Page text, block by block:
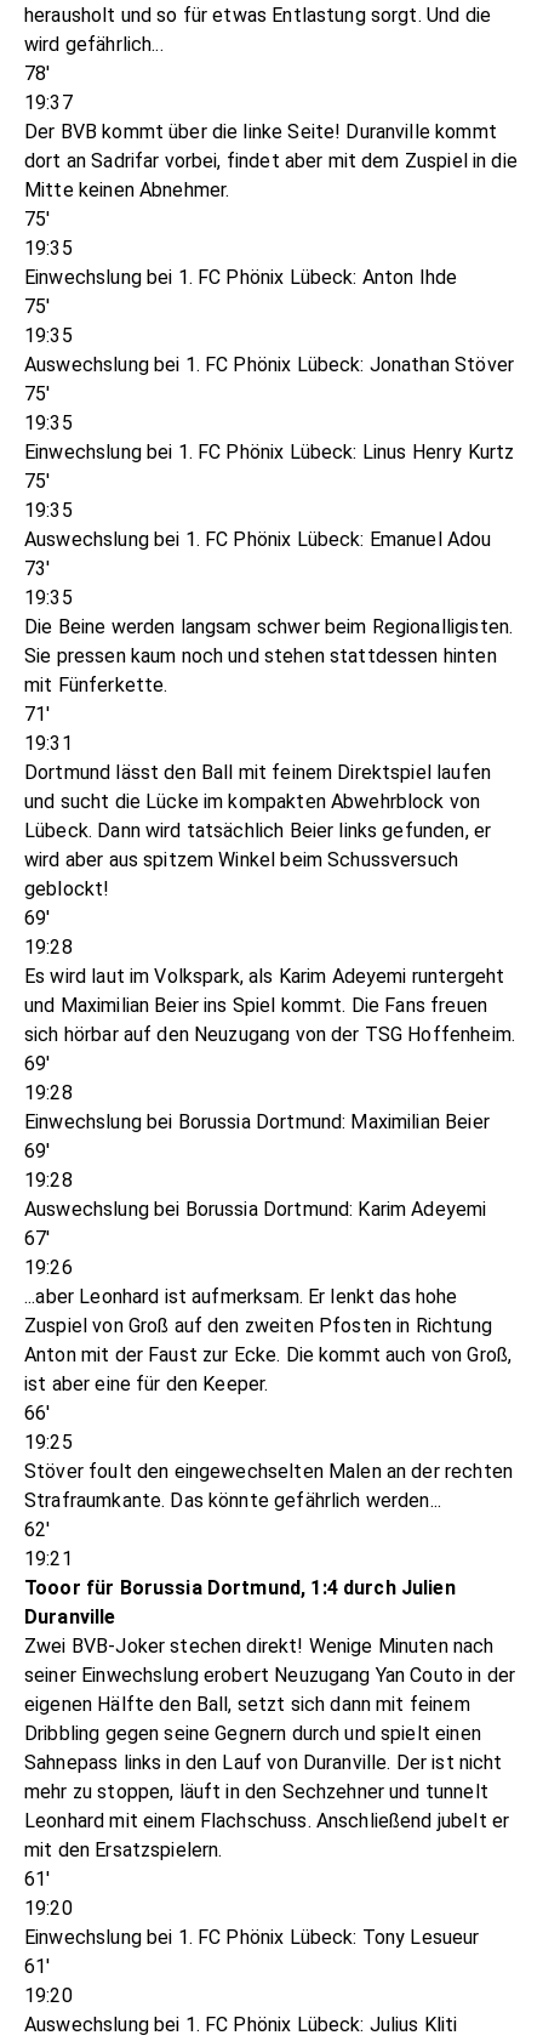
herausholt und so für etwas Entlastung sorgt. Und die
wird gefährlich...
78'
19:37
Der BVB kommt über die linke Seite! Duranville kommt
dort an Sadrifar vorbei, findet aber mit dem Zuspiel in die
Mitte keinen Abnehmer.
75'
19:35
Einwechslung bei 1. FC Phönix Lübeck: Anton Ihde
75'
19:35
Auswechslung bei 1. FC Phönix Lübeck: Jonathan Stöver
75'
19:35
Einwechslung bei 1. FC Phönix Lübeck: Linus Henry Kurtz
75'
19:35
Auswechslung bei 1. FC Phönix Lübeck: Emanuel Adou
73'
19:35
Die Beine werden langsam schwer beim Regionalligisten.
Sie pressen kaum noch und stehen stattdessen hinten
mit Fünferkette.
71'
19:31
Dortmund lässt den Ball mit feinem Direktspiel laufen
und sucht die Lücke im kompakten Abwehrblock von
Lübeck. Dann wird tatsächlich Beier links gefunden, er
wird aber aus spitzem Winkel beim Schussversuch
geblockt!
69'
19:28
Es wird laut im Volkspark, als Karim Adeyemi runtergeht
und Maximilian Beier ins Spiel kommt. Die Fans freuen
sich hörbar auf den Neuzugang von der TSG Hoffenheim.
69'
19:28
Einwechslung bei Borussia Dortmund: Maximilian Beier
69'
19:28
Auswechslung bei Borussia Dortmund: Karim Adeyemi
67'
19:26
...aber Leonhard ist aufmerksam. Er lenkt das hohe
Zuspiel von Groß auf den zweiten Pfosten in Richtung
Anton mit der Faust zur Ecke. Die kommt auch von Groß,
ist aber eine für den Keeper.
66'
19:25
Stöver foult den eingewechselten Malen an der rechten
Strafraumkante. Das könnte gefährlich werden...
62'
19:21
Tooor für Borussia Dortmund, 1:4 durch Julien
Duranville
Zwei BVB-Joker stechen direkt! Wenige Minuten nach
seiner Einwechslung erobert Neuzugang Yan Couto in der
eigenen Hälfte den Ball, setzt sich dann mit feinem
Dribbling gegen seine Gegnern durch und spielt einen
Sahnepass links in den Lauf von Duranville. Der ist nicht
mehr zu stoppen, läuft in den Sechzehner und tunnelt
Leonhard mit einem Flachschuss. Anschließend jubelt er
mit den Ersatzspielern.
61'
19:20
Einwechslung bei 1. FC Phönix Lübeck: Tony Lesueur
61'
19:20
Auswechslung bei 1. FC Phönix Lübeck: Julius Kliti